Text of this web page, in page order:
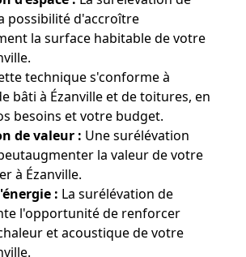
possibilité d'accroître
la surface habitable de votre
technique s'conforme à
bâti à Ézanville et de toitures, en
besoins et votre budget.
de valeur : Une surélévation
la valeur de votre
à Ézanville.
: La surélévation de
l'opportunité de renforcer
et acoustique de votre